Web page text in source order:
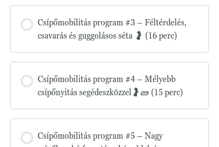
Csípőmobilitás program #3 – Féltérdelés,
csavarás és guggolásos séta 🤰 (16 perc)
Csípőmobilitás program #4 – Mélyebb
csípőnyitás segédeszközzel🤰🧱 (15 perc)
Csípőmobilitás program #5 – Nagy